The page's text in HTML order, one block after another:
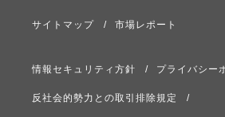
サイトマップ 市場レポート
情報セキュリティ方針 プライバシー
反社会的勢力との取引排除規定